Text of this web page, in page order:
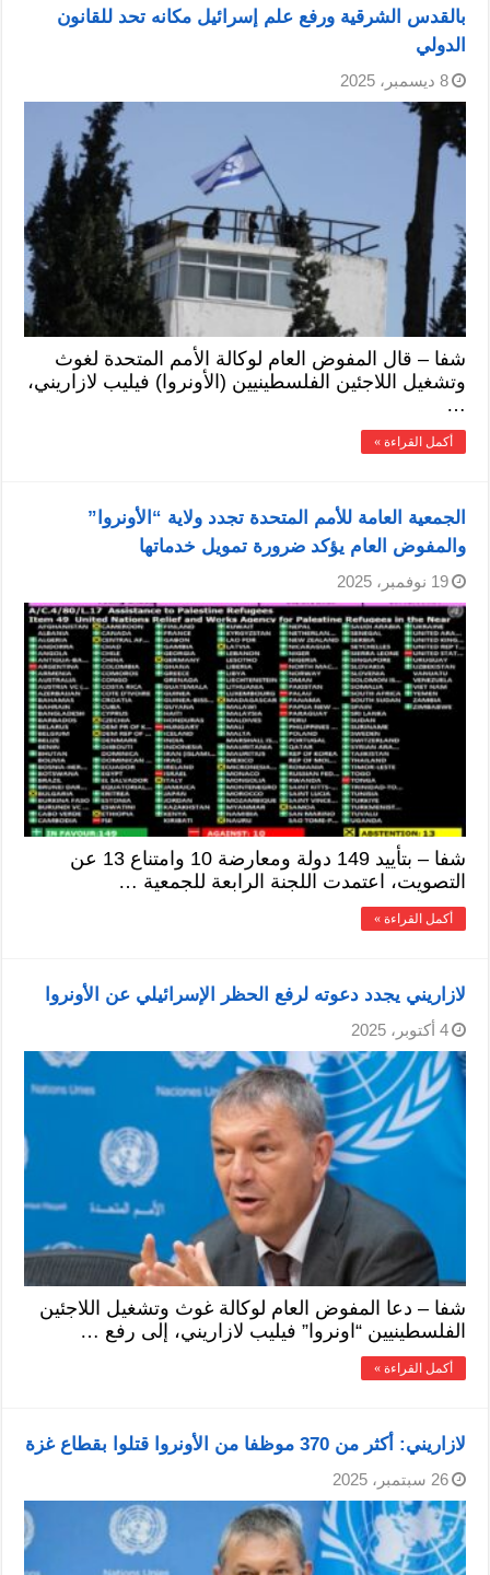
بالقدس الشرقية ورفع علم إسرائيل مكانه تحد للقانون
الدولي
8 ديسمبر، 2025
شفا – قال المفوض العام لوكالة الأمم المتحدة لغوث
وتشغيل اللاجئين الفلسطينيين (الأونروا) فيليب لازاريني،
…
أكمل القراءة »
الجمعية العامة للأمم المتحدة تجدد ولاية “الأونروا”
والمفوض العام يؤكد ضرورة تمويل خدماتها
19 نوفمبر، 2025
شفا – بتأييد 149 دولة ومعارضة 10 وامتناع 13 عن
التصويت، اعتمدت اللجنة الرابعة للجمعية …
أكمل القراءة »
لازاريني يجدد دعوته لرفع الحظر الإسرائيلي عن الأونروا
4 أكتوبر، 2025
شفا – دعا المفوض العام لوكالة غوث وتشغيل اللاجئين
الفلسطينيين “اونروا” فيليب لازاريني، إلى رفع …
أكمل القراءة »
لازاريني: أكثر من 370 موظفا من الأونروا قتلوا بقطاع غزة
26 سبتمبر، 2025